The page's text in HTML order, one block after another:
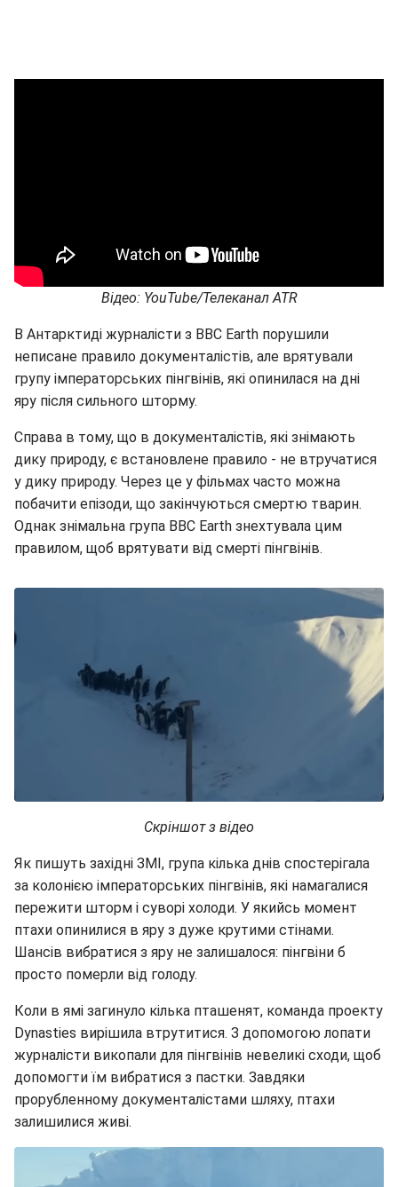
Відео: YouTube/Телеканал ATR
В Антарктиді журналісти з BBC Earth порушили
неписане правило документалістів, але врятували
групу імператорських пінгвінів, які опинилася на дні
яру після сильного шторму.
Справа в тому, що в документалістів, які знімають
дику природу, є встановлене правило - не втручатися
у дику природу. Через це у фільмах часто можна
побачити епізоди, що закінчуються смертю тварин.
Однак знімальна група BBC Earth знехтувала цим
правилом, щоб врятувати від смерті пінгвінів.
Скріншот з відео
Як пишуть західні ЗМІ, група кілька днів спостерігала
за колонією імператорських пінгвінів, які намагалися
пережити шторм і суворі холоди. У якийсь момент
птахи опинилися в яру з дуже крутими стінами.
Шансів вибратися з яру не залишалося: пінгвіни б
просто померли від голоду.
Коли в ямі загинуло кілька пташенят, команда проекту
Dynasties вирішила втрутитися. З допомогою лопати
журналісти викопали для пінгвінів невеликі сходи, щоб
допомогти їм вибратися з пастки. Завдяки
прорубленному документалістами шляху, птахи
залишилися живі.